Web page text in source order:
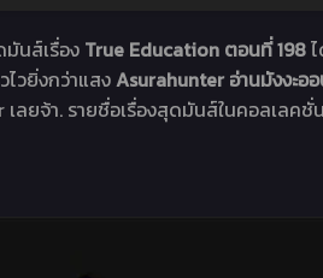
นส์เรื่อง True Education ตอนที่ 198
ไวยิ่งกว่าแสงAsurahunter อ่านมังงะอ
ลยจ้า. รายชื่อเรื่องสุดมันส์ในคอลเลคชั่น